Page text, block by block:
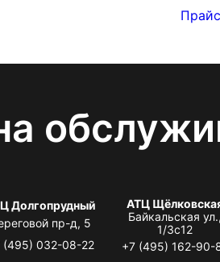
Долгопрудный
пр-д, 5
(495) 032-08-22
АТЦ
Байкальская ул.,
1/3с12
+7 (495) 162-90-